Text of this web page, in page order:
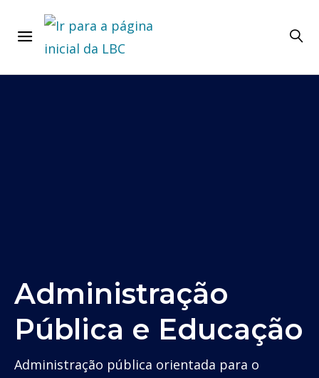
Administração
Pública e Educação
Administração pública orientada para o